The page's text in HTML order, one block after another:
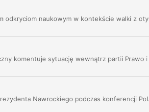
stary daj nam odpocząć, 10
już ledwo ciągniemy
intensywnej pracy.
przedstawia humorystyczną definicję urlopu
Nagranie dotyczy wystąpienia prezydenta